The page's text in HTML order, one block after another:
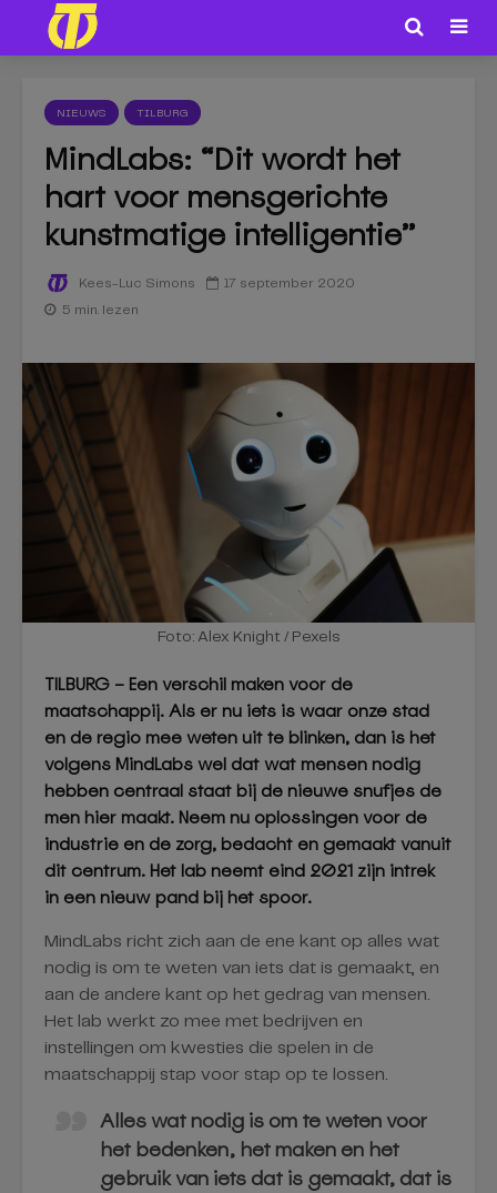
NIEUWS TILBURG
MindLabs: “Dit wordt het
hart voor mensgerichte
kunstmatige intelligentie”
Kees-Luc Simons 17 september 2020
5 min. lezen
Foto: Alex Knight / Pexels
TILBURG – Een verschil maken voor de
maatschappij. Als er nu iets is waar onze stad
en de regio mee weten uit te blinken, dan is het
volgens MindLabs wel dat wat mensen nodig
hebben centraal staat bij de nieuwe snufjes de
men hier maakt. Neem nu oplossingen voor de
industrie en de zorg, bedacht en gemaakt vanuit
dit centrum. Het lab neemt eind 2021 zijn intrek
in een nieuw pand bij het spoor.
MindLabs richt zich aan de ene kant op alles wat
nodig is om te weten van iets dat is gemaakt, en
aan de andere kant op het gedrag van mensen.
Het lab werkt zo mee met bedrijven en
instellingen om kwesties die spelen in de
maatschappij stap voor stap op te lossen.
Alles wat nodig is om te weten voor
het bedenken, het maken en het
gebruik van iets dat is gemaakt, dat is